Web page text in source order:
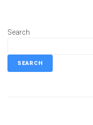
Search
SEARCH